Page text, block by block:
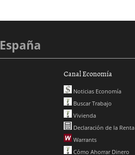
España
Canal Economía
Noticias Economía
Buscar Trabajo
Vivienda
Declaración de la Renta
Warrants
Cómo Ahorrar Dinero